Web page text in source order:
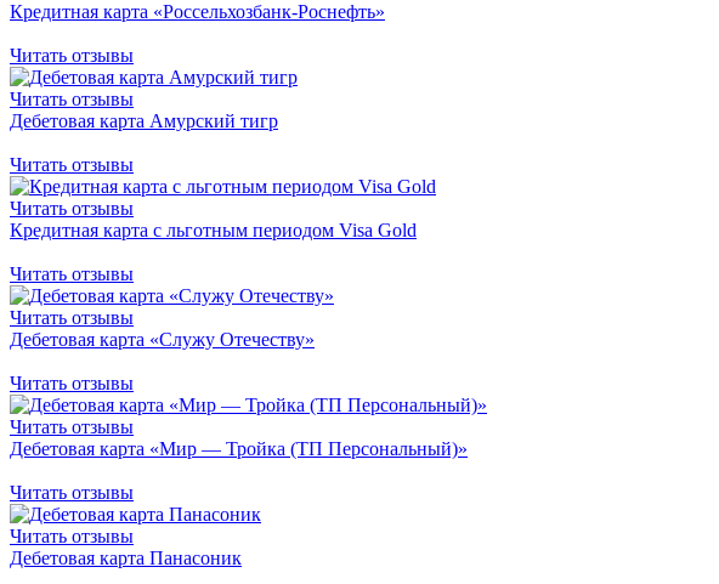
Кредитная карта «Россельхозбанк-Роснефть»
Читать отзывы
Читать отзывы
Дебетовая карта Амурский тигр
Читать отзывы
Читать отзывы
Кредитная карта с льготным периодом Visa Gold
Читать отзывы
Читать отзывы
Дебетовая карта «Служу Отечеству»
Читать отзывы
Читать отзывы
Дебетовая карта «Мир — Тройка (ТП Персональный)»
Читать отзывы
Читать отзывы
Дебетовая карта Панасоник